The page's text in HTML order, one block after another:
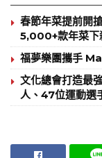
春節年菜提前開
5,000+款年菜下
福夢樂團攜手
文化總會打造最
人、47位運動選